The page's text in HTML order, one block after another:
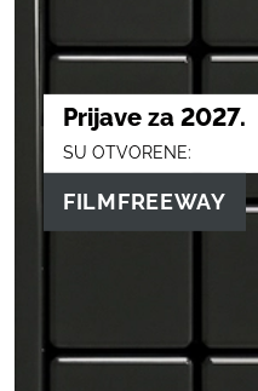
Prijave za 2027.
SU OTVORENE:
FILMFREEWAY